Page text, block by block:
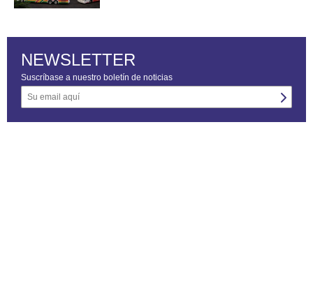
NEWSLETTER
Suscríbase a nuestro boletín de noticias